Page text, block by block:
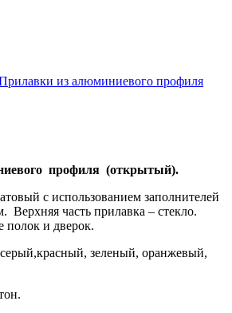
из алюминиевого профиля
профиля (открытый).
с использованием заполнителей
часть прилавка – стекло.
полок и дверок.
серый,красный, зеленый, оранжевый,